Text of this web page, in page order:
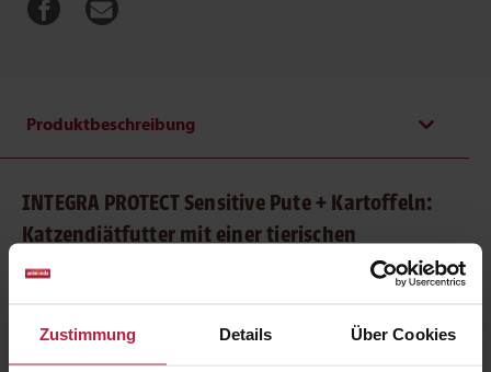
Zustimmung Details Über Cookies
Produktbeschreibung
INTEGRA PROTECT Sensitive Pute + Kartoffeln:
Katzendiätfutter mit einer tierischen
Eiweißquelle
Futtermittelallergie abgestimmt ist:
INTEGRA PROTECT